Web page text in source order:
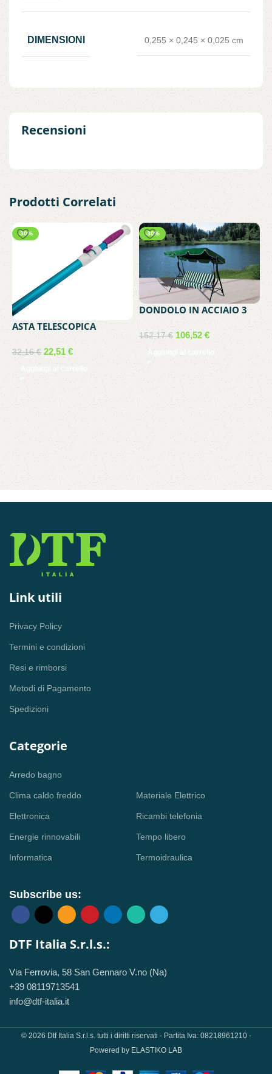
DIMENSIONI 0,255 × 0,245 × 0,025 cm
Recensioni
Prodotti Correlati
-30%
ASTA TELESCOPICA
2X180CM. K928BU/B
32,16€ 22,51 €
Aggiungi al carrello
-30%
DONDOLO IN ACCIAIO 3
POSTI VERDE
152,17€ 106,52 €
Aggiungi al carrello
Link utili
Privacy Policy
Termini e condizioni
Resi e rimborsi
Metodi di Pagamento
Spedizioni
Categorie
Arredo bagno
Clima caldo freddo
Elettronica
Energie rinnovabili
Informatica
Materiale Elettrico
Ricambi telefonia
Tempo libero
Termoidraulica
Subscribe us:
DTF Italia S.r.l.s.:
Via Ferrovia, 58 San Gennaro V.no (Na)
+39 08119713541
info@dtf-italia.it
© 2026 Dtf Italia S.r.l.s. tutti i diritti riservati - Partita Iva: 08218961210 -
Powered by ELASTIKO LAB